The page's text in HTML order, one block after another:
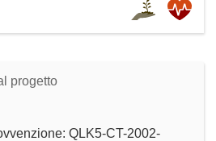
progetto
QLK5-CT-2002-